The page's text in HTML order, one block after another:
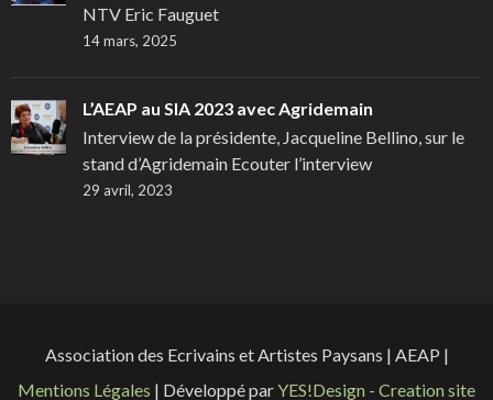
NTV Eric Fauguet
14 mars, 2025
L’AEAP au SIA 2023 avec Agridemain
Interview de la présidente, Jacqueline Bellino, sur le
stand d’Agridemain Ecouter l’interview
29 avril, 2023
Association des Ecrivains et Artistes Paysans | AEAP |
Mentions Légales | Développé parYES!Design - Creation site